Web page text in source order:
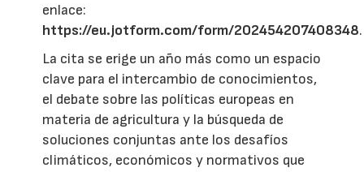
enlace:
https://eu.jotform.com/form/202454207408348.
La cita se erige un año más como un espacio
clave para el intercambio de conocimientos,
el debate sobre las políticas europeas en
materia de agricultura y la búsqueda de
soluciones conjuntas ante los desafíos
climáticos, económicos y normativos que